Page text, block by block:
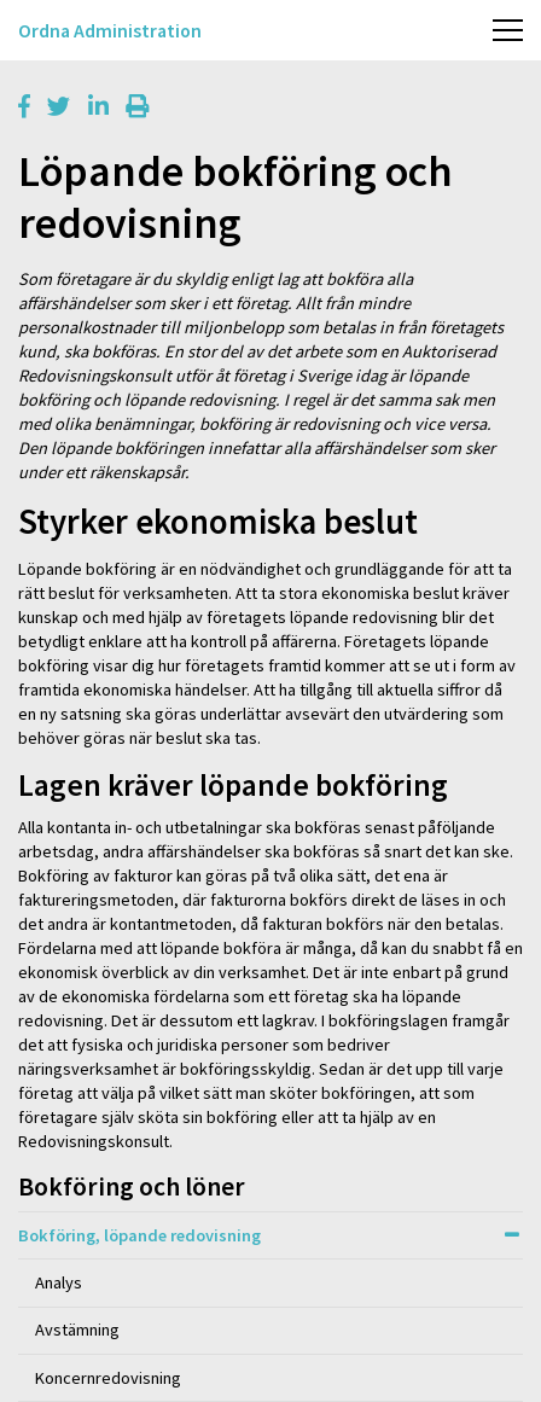
Ordna Administration
Löpande bokföring och
redovisning
Som företagare är du skyldig enligt lag att bokföra alla
affärshändelser som sker i ett företag. Allt från mindre
personalkostnader till miljonbelopp som betalas in från företagets
kund, ska bokföras. En stor del av det arbete som en Auktoriserad
Redovisningskonsult utför åt företag i Sverige idag är löpande
bokföring och löpande redovisning. I regel är det samma sak men
med olika benämningar, bokföring är redovisning och vice versa.
Den löpande bokföringen innefattar alla affärshändelser som sker
under ett räkenskapsår.
Styrker ekonomiska beslut
Löpande bokföring är en nödvändighet och grundläggande för att ta
rätt beslut för verksamheten. Att ta stora ekonomiska beslut kräver
kunskap och med hjälp av företagets löpande redovisning blir det
betydligt enklare att ha kontroll på affärerna. Företagets löpande
bokföring visar dig hur företagets framtid kommer att se ut i form av
framtida ekonomiska händelser. Att ha tillgång till aktuella siffror då
en ny satsning ska göras underlättar avsevärt den utvärdering som
behöver göras när beslut ska tas.
Lagen kräver löpande bokföring
Alla kontanta in- och utbetalningar ska bokföras senast påföljande
arbetsdag, andra affärshändelser ska bokföras så snart det kan ske.
Bokföring av fakturor kan göras på två olika sätt, det ena är
faktureringsmetoden, där fakturorna bokförs direkt de läses in och
det andra är kontantmetoden, då fakturan bokförs när den betalas.
Fördelarna med att löpande bokföra är många, då kan du snabbt få en
ekonomisk överblick av din verksamhet. Det är inte enbart på grund
av de ekonomiska fördelarna som ett företag ska ha löpande
redovisning. Det är dessutom ett lagkrav. I bokföringslagen framgår
det att fysiska och juridiska personer som bedriver
näringsverksamhet är bokföringsskyldig. Sedan är det upp till varje
företag att välja på vilket sätt man sköter bokföringen, att som
företagare själv sköta sin bokföring eller att ta hjälp av en
Redovisningskonsult.
Bokföring och löner
Bokföring, löpande redovisning
Analys
Avstämning
Koncernredovisning